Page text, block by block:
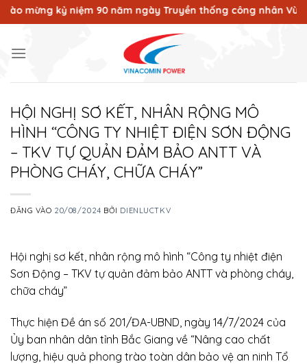
Bỏ
qua
dung
niệm 90 năm ngày Truyền thống công nhân Vùng mỏ -
HỘI NGHỊ SƠ KẾT, NHÂN RỘNG MÔ
HÌNH “CÔNG TY NHIỆT ĐIỆN SƠN ĐỘNG
– TKV TỰ QUẢN ĐẢM BẢO ANTT VÀ
PHÒNG CHÁY, CHỮA CHÁY”
ĐĂNG VÀO 20/08/2024 BỞI DIENLUCTKV
Hội nghị sơ kết, nhân rộng mô hình “Công ty nhiệt điện
Sơn Động – TKV tự quản đảm bảo ANTT và phòng cháy,
chữa cháy”
Thực hiện Đề án số 201/ĐA-UBND, ngày 14/7/2024 của
Ủy ban nhân dân tỉnh Bắc Giang về “Nâng cao chất
lượng, hiệu quả phong trào toàn dân bảo vệ an ninh Tổ